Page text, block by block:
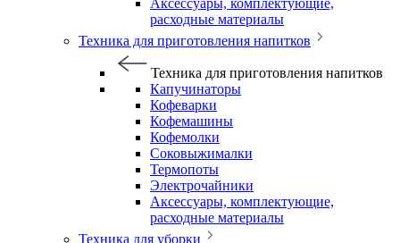
Аксессуары, комплектующие,
расходные материалы
Техника для приготовления напитков
Техника для приготовления напитков
Капучинаторы
Кофеварки
Кофемашины
Кофемолки
Соковыжималки
Термопоты
Электрочайники
Аксессуары, комплектующие,
расходные материалы
Техника для уборки